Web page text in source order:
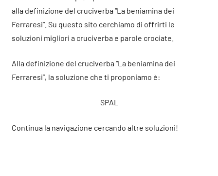
alla definizione del cruciverba “La beniamina dei
Ferraresi”. Su questo sito cerchiamo di offrirti le
soluzioni migliori a cruciverba e parole crociate.
Alla definizione del cruciverba “La beniamina dei
Ferraresi”, la soluzione che ti proponiamo è:
SPAL
Continua la navigazione cercando altre soluzioni!